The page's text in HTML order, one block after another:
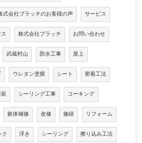
式会社ブラッチのお客様の声 サービス
株式会社ブラッチ お問い合わせ
武蔵村山 防水工事 屋上
ウレタン塗膜 シート 密着工法
シーリング工事 コーキング
躯体補修 改修 修繕 リフォーム
浮き シーリング 擦り込み工法